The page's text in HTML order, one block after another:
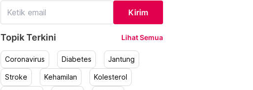
Kirim
Topik Terkini Lihat Semua
Coronavirus Diabetes Jantung
Stroke Kehamilan Kolesterol